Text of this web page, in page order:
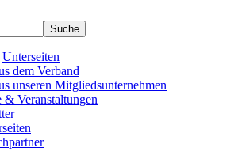
Suche
Unterseiten
dem Verband
unseren Mitgliedsunternehmen
& Veranstaltungen